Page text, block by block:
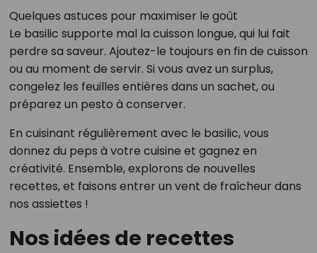
Quelques astuces pour maximiser le goût
Le basilic supporte mal la cuisson longue, qui lui fait
perdre sa saveur. Ajoutez-le toujours en fin de cuisson
ou au moment de servir. Si vous avez un surplus,
congelez les feuilles entières dans un sachet, ou
préparez un pesto à conserver.
En cuisinant régulièrement avec le basilic, vous
donnez du peps à votre cuisine et gagnez en
créativité. Ensemble, explorons de nouvelles
recettes, et faisons entrer un vent de fraîcheur dans
nos assiettes !
Nos idées de recettes